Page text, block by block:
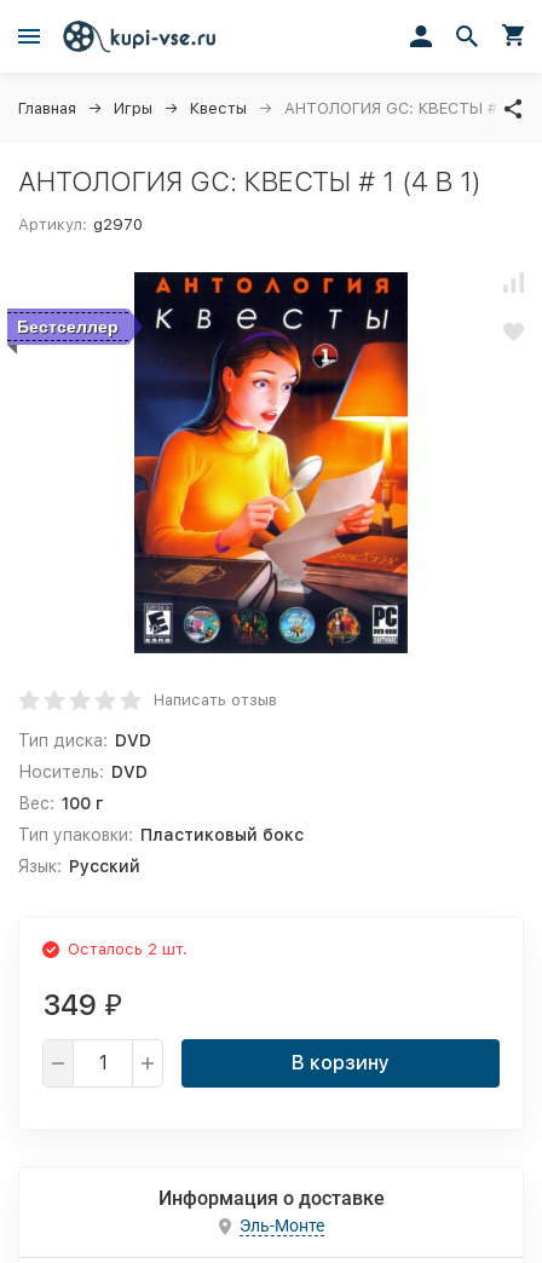
Главная Игры Квесты АНТОЛОГИЯ GC: КВЕСТЫ # 1 (4
АНТОЛОГИЯ GC: КВЕСТЫ # 1 (4 В 1)
Артикул: g2970
Бестселлер
Написать отзыв
Тип диска: DVD
Носитель: DVD
Вес: 100 г
Тип упаковки: Пластиковый бокс
Язык: Русский
Осталось 2 шт.
349 ₽
В корзину
Информация о доставке
Эль-Монте